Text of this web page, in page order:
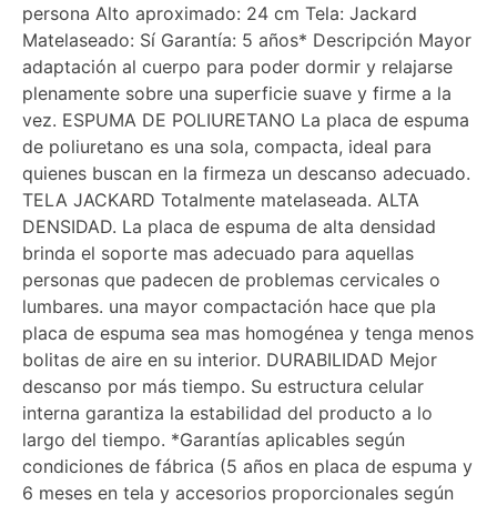
persona Alto aproximado: 24 cm Tela: Jackard
Matelaseado: Sí Garantía: 5 años* Descripción Mayor
adaptación al cuerpo para poder dormir y relajarse
plenamente sobre una superficie suave y firme a la
vez. ESPUMA DE POLIURETANO La placa de espuma
de poliuretano es una sola, compacta, ideal para
quienes buscan en la firmeza un descanso adecuado.
TELA JACKARD Totalmente matelaseada. ALTA
DENSIDAD. La placa de espuma de alta densidad
brinda el soporte mas adecuado para aquellas
personas que padecen de problemas cervicales o
lumbares. una mayor compactación hace que pla
placa de espuma sea mas homogénea y tenga menos
bolitas de aire en su interior. DURABILIDAD Mejor
descanso por más tiempo. Su estructura celular
interna garantiza la estabilidad del producto a lo
largo del tiempo. *Garantías aplicables según
condiciones de fábrica (5 años en placa de espuma y
6 meses en tela y accesorios proporcionales según